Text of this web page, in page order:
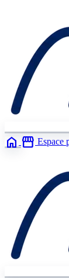
home storefront Espace